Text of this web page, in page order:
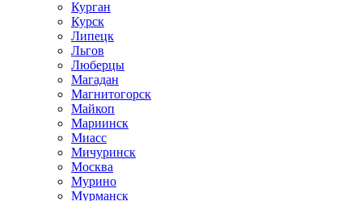
Курган
Курск
Липецк
Льгов
Люберцы
Магадан
Магнитогорск
Майкоп
Мариинск
Миасс
Мичуринск
Москва
Мурино
Мурманск